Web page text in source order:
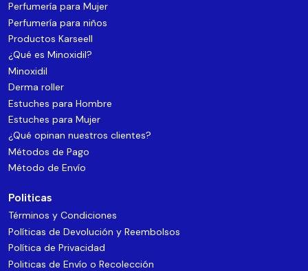
Perfumería para Mujer
Perfumería para niños
Productos Karseell
¿Qué es Minoxidil?
Minoxidil
Derma roller
Estuches para Hombre
Estuches para Mujer
¿Qué opinan nuestros clientes?
Métodos de Pago
Método de Envío
Politicas
Términos y Condiciones
Políticas de Devolución y Reembolsos
Política de Privacidad
Politicas de Envío o Recolección